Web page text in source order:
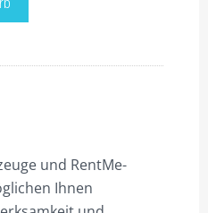
und RentMe-
Ihnen